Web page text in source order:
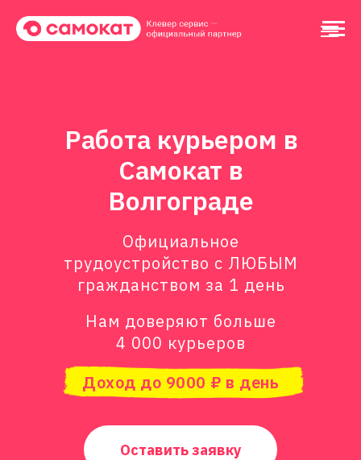
Доход до 9000 ₽ в день
Оставить заявку
Нам доверяют больше
4 000 курьеров
Работа курьером в
Самокат в
Волгограде
Официальное
трудоустройство с ЛЮБЫМ
гражданством за 1 день